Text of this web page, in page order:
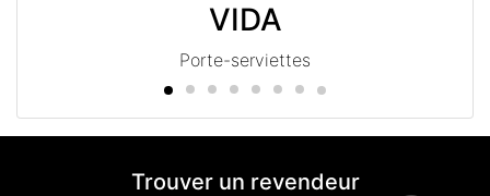
VIDA
Porte-serviettes
Trouver un revendeur